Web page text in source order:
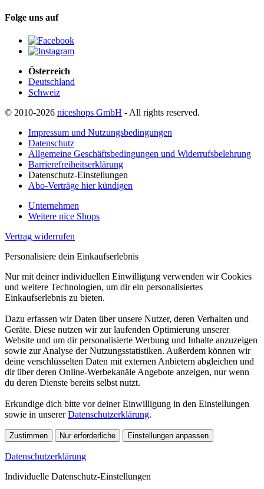
Folge uns auf
Österreich
Deutschland
Schweiz
© 2010-2026 niceshops GmbH - All rights reserved.
Impressum und Nutzungsbedingungen
Datenschutz
Allgemeine Geschäftsbedingungen und Widerrufsbelehrung
Barrierefreiheitserklärung
Datenschutz-Einstellungen
Abo-Verträge hier kündigen
Unternehmen
Weitere nice Shops
Vertrag widerrufen
Personalisiere dein Einkaufserlebnis
Nur mit deiner individuellen Einwilligung verwenden wir Cookies
und weitere Technologien, um dir ein personalisiertes
Einkaufserlebnis zu bieten.
Dazu erfassen wir Daten über unsere Nutzer, deren Verhalten und
Geräte. Diese nutzen wir zur laufenden Optimierung unserer
Website und um dir personalisierte Werbung und Inhalte anzuzeigen
sowie zur Analyse der Nutzungsstatistiken. Außerdem können wir
deine verschlüsselten Daten mit externen Anbietern abgleichen und
dir über deren Online-Werbekanäle Angebote anzeigen, nur wenn
du deren Dienste bereits selbst nutzt.
Erkundige dich bitte vor deiner Einwilligung in den Einstellungen
sowie in unsererDatenschutzerklärung.
Zustimmen Nur erforderliche Einstellungen anpassen
Datenschutzerklärung
Individuelle Datenschutz-Einstellungen